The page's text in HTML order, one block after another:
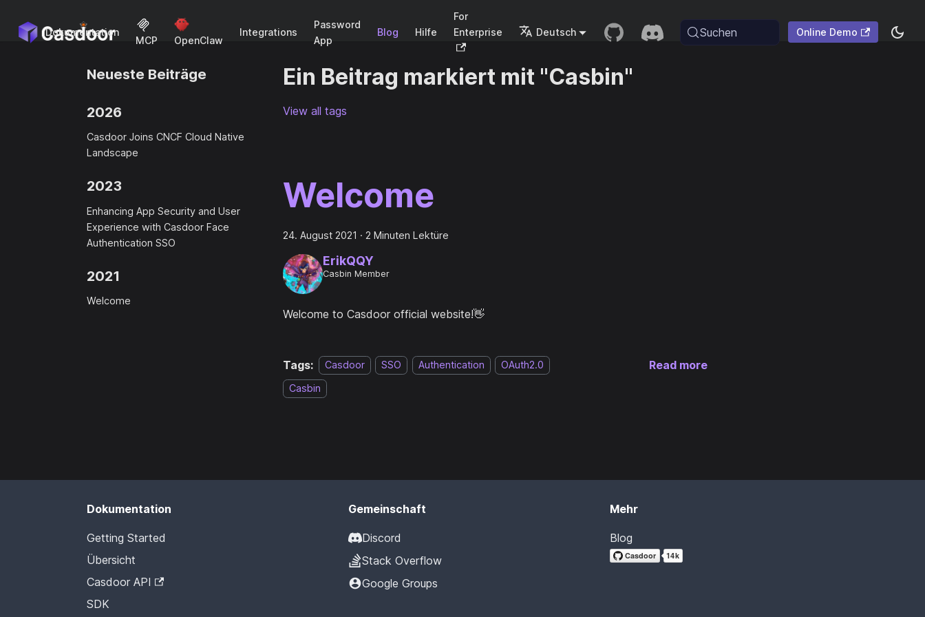
Dokumentation
MCP OpenClaw
Integrations
Password
App
Blog Hilfe
For
Enterprise
Deutsch Suchen Online Demo
Neueste Beiträge
2026
Casdoor Joins CNCF Cloud Native
Landscape
2023
Enhancing App Security and User
Experience with Casdoor Face
Authentication SSO
2021
Welcome
Ein Beitrag markiert mit "Casbin"
View all tags
Welcome
24. August 2021 · 2 Minuten Lektüre
ErikQQY
Casbin Member
Welcome to Casdoor official website!👋
Tags: Casdoor SSO Authentication
OAuth2.0
Casbin
Read more
Dokumentation
Getting Started
Übersicht
Casdoor API
SDK
Gemeinschaft
Discord
Stack Overflow
Google Groups
Mehr
Blog